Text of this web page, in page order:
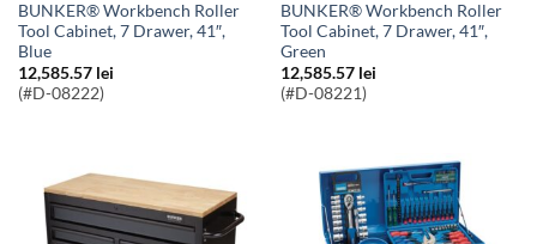
BUNKER® Workbench Roller
Tool Cabinet, 7 Drawer, 41″,
Blue
12,585.57 lei
(#D-08222)
BUNKER® Workbench Roller
Tool Cabinet, 7 Drawer, 41″,
Green
12,585.57 lei
(#D-08221)